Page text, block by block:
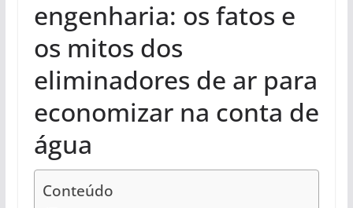
engenharia: os fatos e
os mitos dos
eliminadores de ar para
economizar na conta de
água
Conteúdo